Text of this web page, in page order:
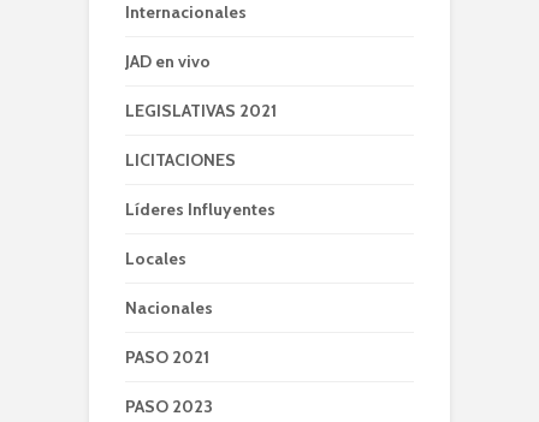
Internacionales
JAD en vivo
LEGISLATIVAS 2021
LICITACIONES
Líderes Influyentes
Locales
Nacionales
PASO 2021
PASO 2023